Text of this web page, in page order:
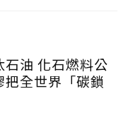
石油 化石燃料公
把全世界「碳鎖